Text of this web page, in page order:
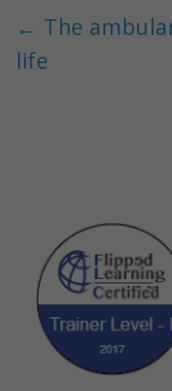
b e
← The
life